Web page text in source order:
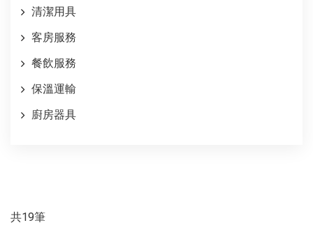
共19筆
清潔用具
客房服務
餐飲服務
保溫運輸
廚房器具